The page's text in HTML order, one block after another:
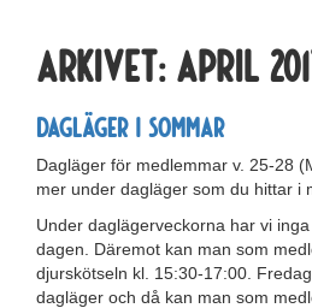
Arkivet: april
Dagläger i sommar
Dagläger för medlemmar v. 25-28
mer under dagläger som du hittar i
Under daglägerveckorna har vi
dagen. Däremot kan man som
djurskötseln kl. 15:30-17:00.
dagläger och då kan man som